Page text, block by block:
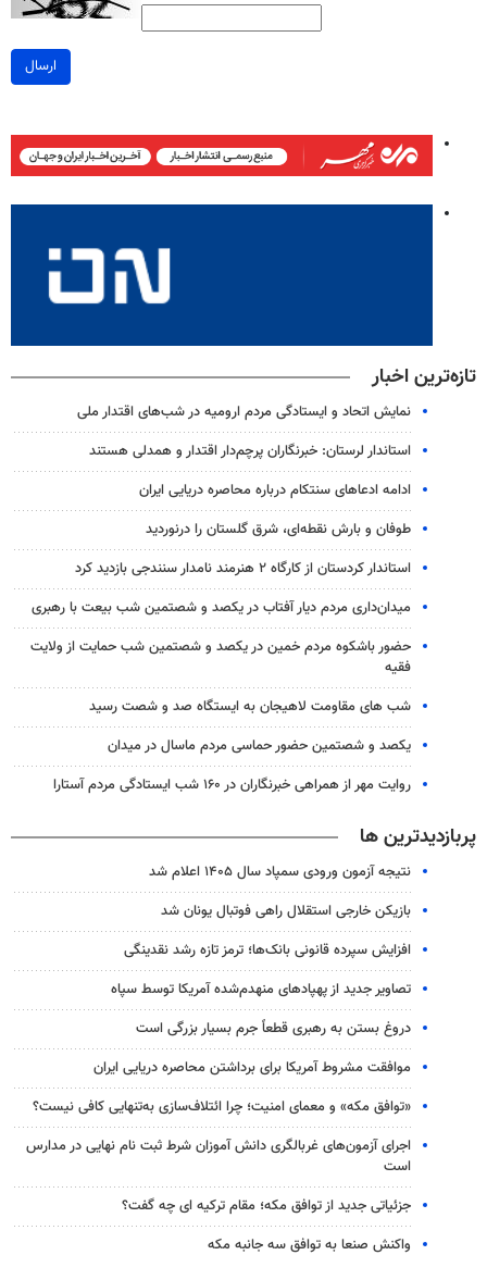
ارسال
تازه‌ترین اخبار
نمایش اتحاد و ایستادگی مردم ارومیه در شب‌های اقتدار ملی
استاندار لرستان: خبرنگاران پرچم‌دار اقتدار و همدلی هستند
ادامه ادعاهای سنتکام درباره محاصره دریایی ایران
طوفان و بارش نقطه‌ای، شرق گلستان را درنوردید
استاندار کردستان از کارگاه ۲ هنرمند نامدار سنندجی بازدید کرد
میدان‌داری مردم دیار آفتاب در یکصد و شصتمین شب بیعت با رهبری
حضور باشکوه مردم خمین در یکصد و شصتمین شب حمایت از ولایت
فقیه
شب های مقاومت لاهیجان به ایستگاه صد و شصت رسید
یکصد و شصتمین حضور حماسی مردم ماسال در میدان
روایت مهر از همراهی خبرنگاران در ۱۶۰ شب ایستادگی مردم آستارا
پربازدیدترین ها
نتیجه آزمون ورودی سمپاد سال ۱۴۰۵ اعلام شد
بازیکن خارجی استقلال راهی فوتبال یونان شد
افزایش سپرده قانونی بانک‌ها؛ ترمز تازه رشد نقدینگی
تصاویر جدید از پهپادهای منهدم‌شده آمریکا توسط سپاه
دروغ بستن به رهبری قطعاً جرم بسیار بزرگی است
موافقت مشروط آمریکا برای برداشتن محاصره دریایی ایران
«توافق مکه» و معمای امنیت؛ چرا ائتلاف‌سازی به‌تنهایی کافی نیست؟
اجرای آزمون‌های غربالگری دانش آموزان شرط ثبت نام نهایی در مدارس
است
جزئیاتی جدید از توافق مکه؛ مقام ترکیه ای چه گفت؟
واکنش صنعا به توافق سه جانبه مکه